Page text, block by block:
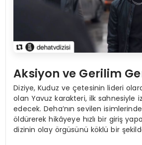
Aksiyon ve Gerilim
Diziye, Kuduz ve çetesinin lideri
olan Yavuz karakteri, ilk sahnesiyle
edecek. Deha’nın sevilen
öldürerek hikâyeye hızlı bir giriş
dizinin olay örgüsünü köklü bir